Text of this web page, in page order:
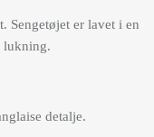
lukning.